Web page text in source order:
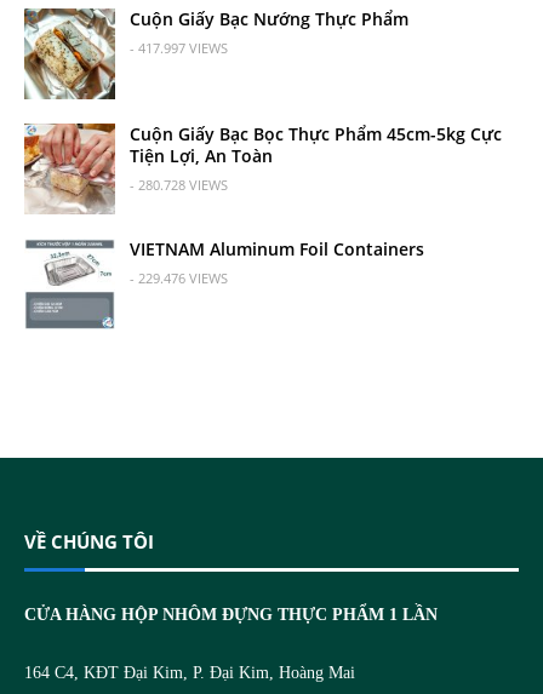
Cuộn Giấy Bạc Nướng Thực Phẩm
- 417.997 VIEWS
Cuộn Giấy Bạc Bọc Thực Phẩm 45cm-5kg Cực
Tiện Lợi, An Toàn
- 280.728 VIEWS
VIETNAM Aluminum Foil Containers
- 229.476 VIEWS
VỀ CHÚNG TÔI
CỬA HÀNG HỘP NHÔM ĐỰNG THỰC PHẨM 1 LẦN
164 C4, KĐT Đại Kim, P. Đại Kim, Hoàng Mai